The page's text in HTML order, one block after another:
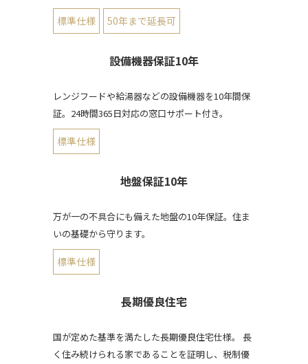
標準仕様 50年まで延長可
設備機器保証10年
レンジフードや給湯器などの設備機器を10年間保
証。24時間365日対応の窓口サポート付き。
標準仕様
地盤保証10年
万が一の不具合にも備えた地盤の10年保証。住ま
いの基礎から守ります。
標準仕様
長期優良住宅
国が定めた基準を満たした長期優良住宅仕様。 長
く住み続けられる家であることを証明し、税制優